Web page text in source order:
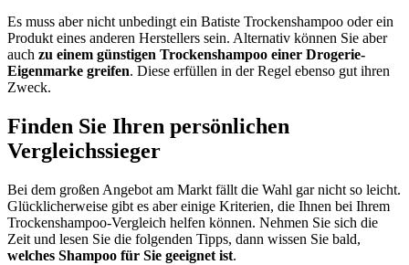
Es muss aber nicht unbedingt ein Batiste Trockenshampoo oder ein
Produkt eines anderen Herstellers sein. Alternativ können Sie aber
auch zu einem günstigen Trockenshampoo einer Drogerie-
Eigenmarke greifen. Diese erfüllen in der Regel ebenso gut ihren
Zweck.
Finden Sie Ihren persönlichen
Vergleichssieger
Bei dem großen Angebot am Markt fällt die Wahl gar nicht so leicht.
Glücklicherweise gibt es aber einige Kriterien, die Ihnen bei Ihrem
Trockenshampoo-Vergleich helfen können. Nehmen Sie sich die
Zeit und lesen Sie die folgenden Tipps, dann wissen Sie bald,
welches Shampoo für Sie geeignet ist.